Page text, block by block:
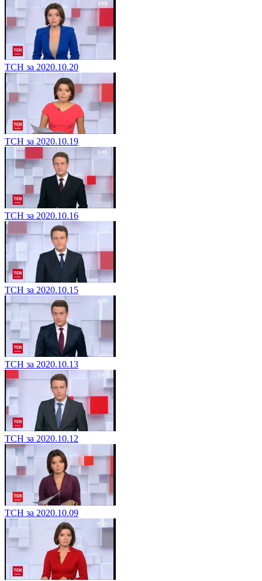
ТСН за 2020.10.20
ТСН за 2020.10.19
ТСН за 2020.10.16
ТСН за 2020.10.15
ТСН за 2020.10.13
ТСН за 2020.10.12
ТСН за 2020.10.09